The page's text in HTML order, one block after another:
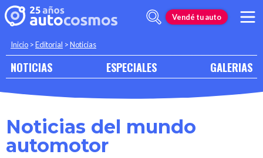
Vendé tu auto
Inicio >Editorial >Noticias
NOTICIAS ESPECIALES GALERIAS
Noticias del mundo
automotor